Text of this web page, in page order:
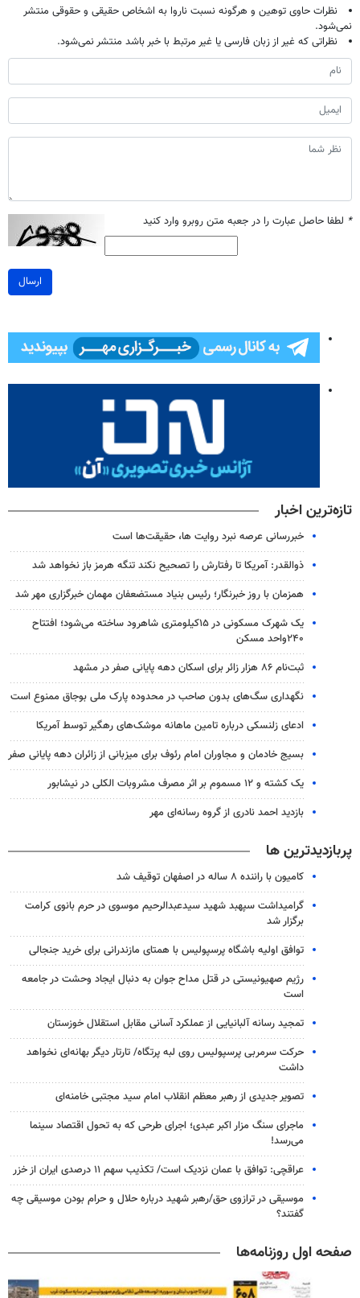
نظرات حاوی توهین و هرگونه نسبت ناروا به اشخاص حقیقی و حقوقی منتشر
نمی‌شود.
نظراتی که غیر از زبان فارسی یا غیر مرتبط با خبر باشد منتشر نمی‌شود.
* لطفا حاصل عبارت را در جعبه متن روبرو وارد کنید
ارسال
تازه‌ترین اخبار
خبررسانی عرصه نبرد روایت ها، حقیقت‌ها است
ذوالقدر: آمریکا تا رفتارش را تصحیح نکند تنگه هرمز باز نخواهد شد
همزمان با روز خبرنگار؛ رئیس بنیاد مستضعفان مهمان خبرگزاری مهر شد
یک شهرک مسکونی در ۱۵کیلومتری شاهرود ساخته می‌شود؛ افتتاح
۲۴۰واحد مسکن
ثبت‌نام ۸۶ هزار زائر برای اسکان دهه پایانی صفر در مشهد
نگهداری سگ‌های بدون صاحب در محدوده پارک ملی بوجاق ممنوع است
ادعای زلنسکی درباره تامین ماهانه موشک‌های رهگیر توسط آمریکا
بسیج خادمان و مجاوران امام رئوف برای میزبانی از زائران دهه پایانی صفر
یک کشته و ۱۲ مسموم بر اثر مصرف مشروبات الکلی در نیشابور
بازدید احمد نادری از گروه رسانه‌ای مهر
پربازدیدترین ها
کامیون با راننده ۸ ساله در اصفهان توقیف شد
گرامیداشت سپهبد شهید سیدعبدالرحیم موسوی در حرم بانوی کرامت
برگزار شد
توافق اولیه باشگاه پرسپولیس با همتای مازندرانی برای خرید جنجالی
رژیم صهیونیستی در قتل مداح جوان به دنبال ایجاد وحشت در جامعه
است
تمجید رسانه آلبانیایی از عملکرد آسانی مقابل استقلال خوزستان
حرکت سرمربی پرسپولیس روی لبه پرتگاه/ تارتار دیگر بهانه‌ای نخواهد
داشت
تصویر جدیدی از رهبر معظم انقلاب امام سید مجتبی خامنه‌ای
ماجرای سنگ مزار اکبر عبدی؛ اجرای طرحی که به تحول اقتصاد سینما
می‌رسد!
عراقچی: توافق با عمان نزدیک است/ تکذیب سهم ۱۱ درصدی ایران از خزر
موسیقی در ترازوی حق/رهبر شهید درباره حلال و حرام بودن موسیقی چه
گفتند؟
صفحه اول روزنامه‌ها